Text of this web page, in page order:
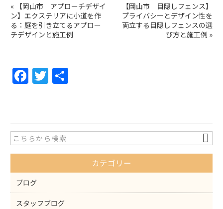
«
【岡山市 アプローチデザイ
ン】エクステリアに小道を作
る：庭を引き立てるアプロー
チデザインと施工例
【岡山市 目隠しフェンス】
プライバシーとデザイン性を
両立する目隠しフェンスの選
び方と施工例 »
F
a
e
b
o
o
k
T
w
er
カテゴリー
ブログ
スタッフブログ